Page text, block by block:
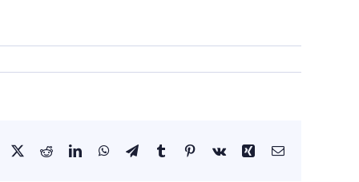
Facebook RedditLinkedInWhatsApp
TelegramTumblr Pinterest
Vk Xing E-